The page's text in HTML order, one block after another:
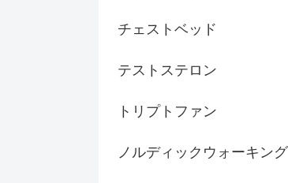
チェストベッド
テストステロン
トリプトファン
ノルディックウォーキング